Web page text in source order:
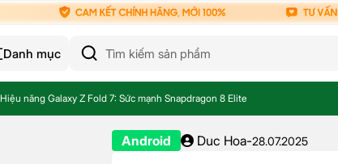
Danh mục
Hiệu năng Galaxy Z Fold 7: Sức mạnh Snapdragon 8 Elite
Android Duc Hoa-28.07.2025